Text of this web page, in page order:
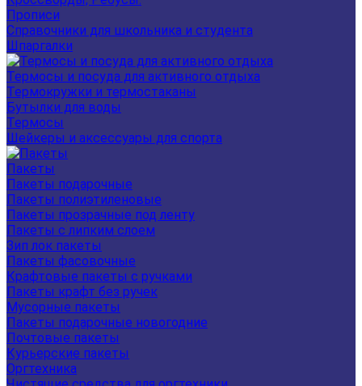
Прописи
Справочники для школьника и студента
Шпаргалки
Термосы и посуда для активного отдыха
Термокружки и термостаканы
Бутылки для воды
Термосы
Шейкеры и аксессуары для спорта
Пакеты
Пакеты подарочные
Пакеты полиэтиленовые
Пакеты прозрачные под ленту
Пакеты с липким слоем
Зип лок пакеты
Пакеты фасовочные
Крафтовые пакеты с ручками
Пакеты крафт без ручек
Мусорные пакеты
Пакеты подарочные новогодние
Почтовые пакеты
Курьерские пакеты
Оргтехника